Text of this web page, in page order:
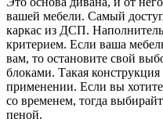
вашей мебели. Самый
каркас из ДСП.
критерием. Если ваша
вам, то остановите свой
блоками. Такая
применении. Если вы
со временем, тогда
пеной.